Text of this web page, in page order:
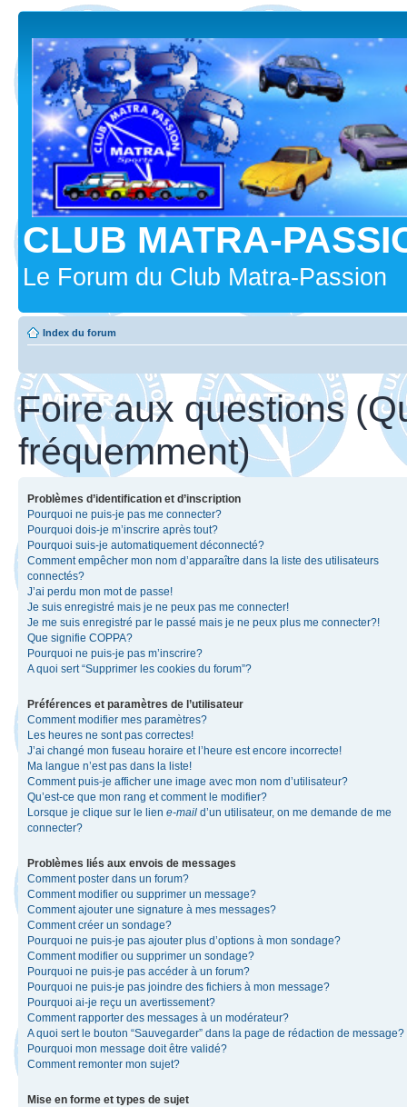
CLUB MATRA-
Le Forum du Club Matra-Passion
Index du forum
Foire aux questions
fréquemment)
Problèmes d’identification et d’inscription
Pourquoi ne puis-je pas me connecter?
Pourquoi dois-je m’inscrire après tout?
Pourquoi suis-je automatiquement déconnecté?
Comment empêcher mon nom d’apparaître dans la liste des utilisateurs
connectés?
J’ai perdu mon mot de passe!
Je suis enregistré mais je ne peux pas me connecter!
Je me suis enregistré par le passé mais je ne peux plus me connecter?!
Que signifie COPPA?
Pourquoi ne puis-je pas m’inscrire?
A quoi sert “Supprimer les cookies du forum”?
Préférences et paramètres de l’utilisateur
Comment modifier mes paramètres?
Les heures ne sont pas correctes!
J’ai changé mon fuseau horaire et l’heure est encore incorrecte!
Ma langue n’est pas dans la liste!
Comment puis-je afficher une image avec mon nom d’utilisateur?
Qu’est-ce que mon rang et comment le modifier?
Lorsque je clique sur le lien e-mail d’un utilisateur, on me demande de me
connecter?
Problèmes liés aux envois de messages
Comment poster dans un forum?
Comment modifier ou supprimer un message?
Comment ajouter une signature à mes messages?
Comment créer un sondage?
Pourquoi ne puis-je pas ajouter plus d’options à mon sondage?
Comment modifier ou supprimer un sondage?
Pourquoi ne puis-je pas accéder à un forum?
Pourquoi ne puis-je pas joindre des fichiers à mon message?
Pourquoi ai-je reçu un avertissement?
Comment rapporter des messages à un modérateur?
A quoi sert le bouton “Sauvegarder” dans la page de rédaction de message?
Pourquoi mon message doit être validé?
Comment remonter mon sujet?
Mise en forme et types de sujet